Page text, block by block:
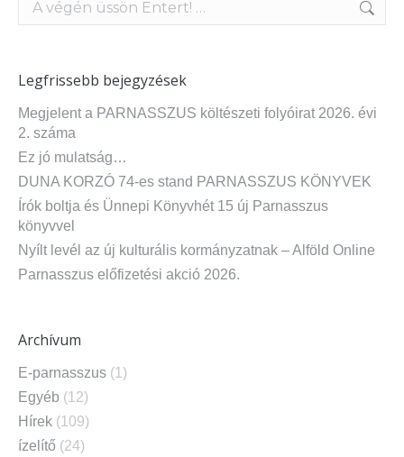
Legfrissebb bejegyzések
Megjelent a PARNASSZUS költészeti folyóirat 2026. évi
2. száma
Ez jó mulatság…
DUNA KORZÓ 74-es stand PARNASSZUS KÖNYVEK
Írók boltja és Ünnepi Könyvhét 15 új Parnasszus
könyvvel
Nyílt levél az új kulturális kormányzatnak – Alföld Online
Parnasszus előfizetési akció 2026.
Archívum
E-parnasszus (1)
Egyéb (12)
Hírek (109)
ízelítő (24)